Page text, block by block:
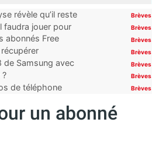
révèle qu’il reste
Brèves
faudra jouer pour
Brèves
abonnés Free
Brèves
Brèves
de Samsung avec
Brèves
Brèves
de téléphone
Brèves
un abonné